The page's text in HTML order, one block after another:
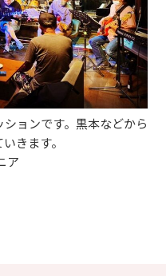
ョンです。黒本などから
きます。
ア